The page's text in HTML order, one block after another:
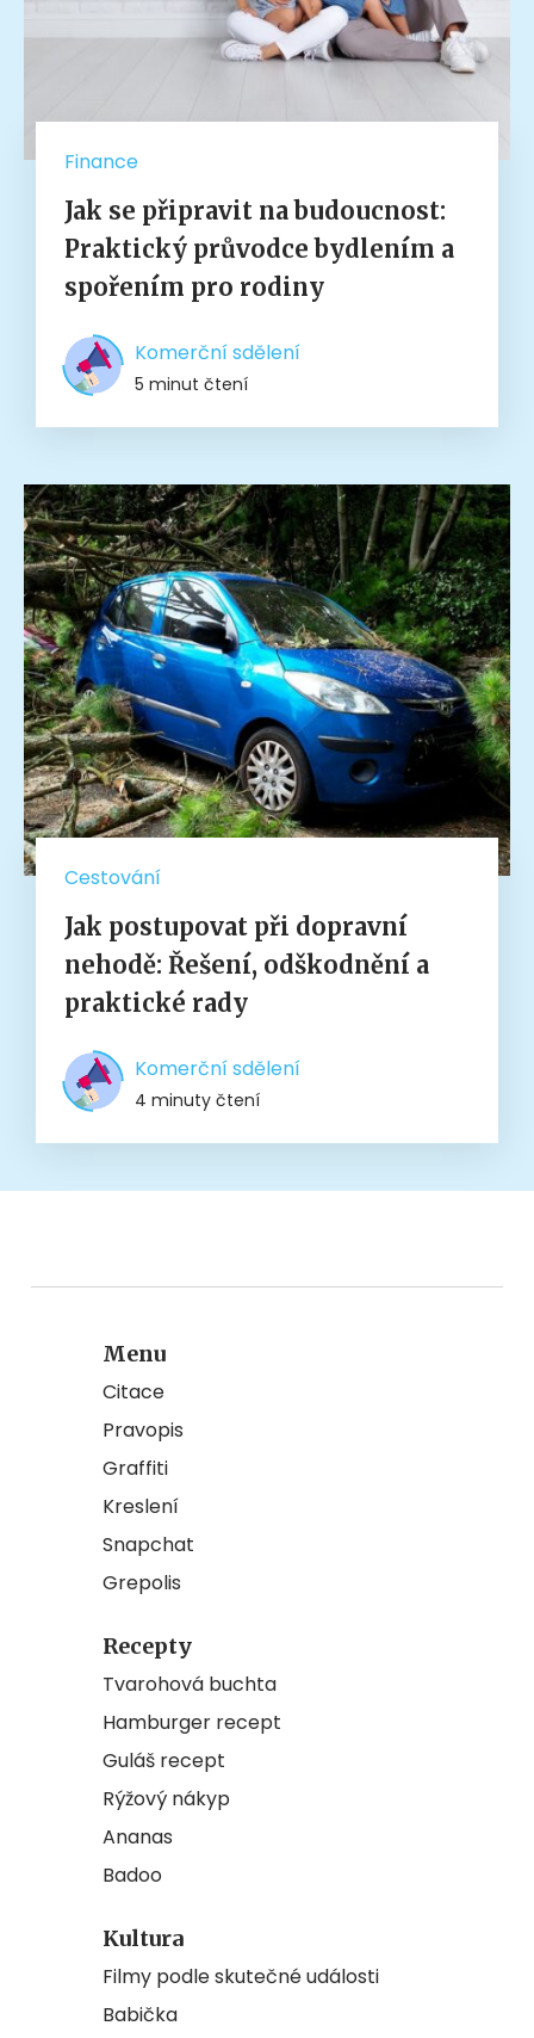
Finance
Jak se připravit na budoucnost:
Praktický průvodce bydlením a
spořením pro rodiny
Komerční sdělení
5 minut čtení
Cestování
Jak postupovat při dopravní
nehodě: Řešení, odškodnění a
praktické rady
Komerční sdělení
4 minuty čtení
Menu
Citace
Pravopis
Graffiti
Kreslení
Snapchat
Grepolis
Recepty
Tvarohová buchta
Hamburger recept
Guláš recept
Rýžový nákyp
Ananas
Badoo
Kultura
Filmy podle skutečné události
Babička